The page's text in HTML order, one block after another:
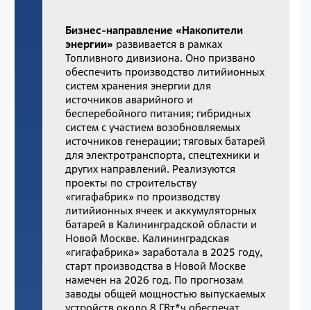
Бизнес-направление «Накопители
энергии» развивается в рамках
Топливного дивизиона. Оно призвано
обеспечить производство литийионных
систем хранения энергии для
источников аварийного и
бесперебойного питания; гибридных
систем с участием возобновляемых
источников генерации; тяговых батарей
для электротранспорта, спецтехники и
других направлений. Реализуются
проекты по строительству
«гигафабрик» по производству
литийионных ячеек и аккумуляторных
батарей в Калининградской области и
Новой Москве. Калининградская
«гигафабрика» заработала в 2025 году,
старт производства в Новой Москве
намечен на 2026 год. По прогнозам
заводы общей мощностью выпускаемых
устройств около 8 ГВт*ч обеспечат